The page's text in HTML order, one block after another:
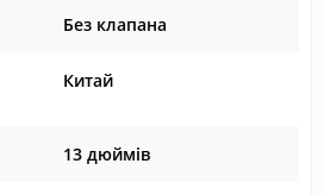
Без клапана
Китай
13 дюймів